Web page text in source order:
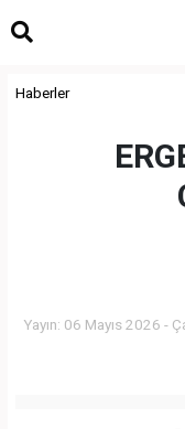
Haberler
Yayın: 06 Mayıs 2026 -